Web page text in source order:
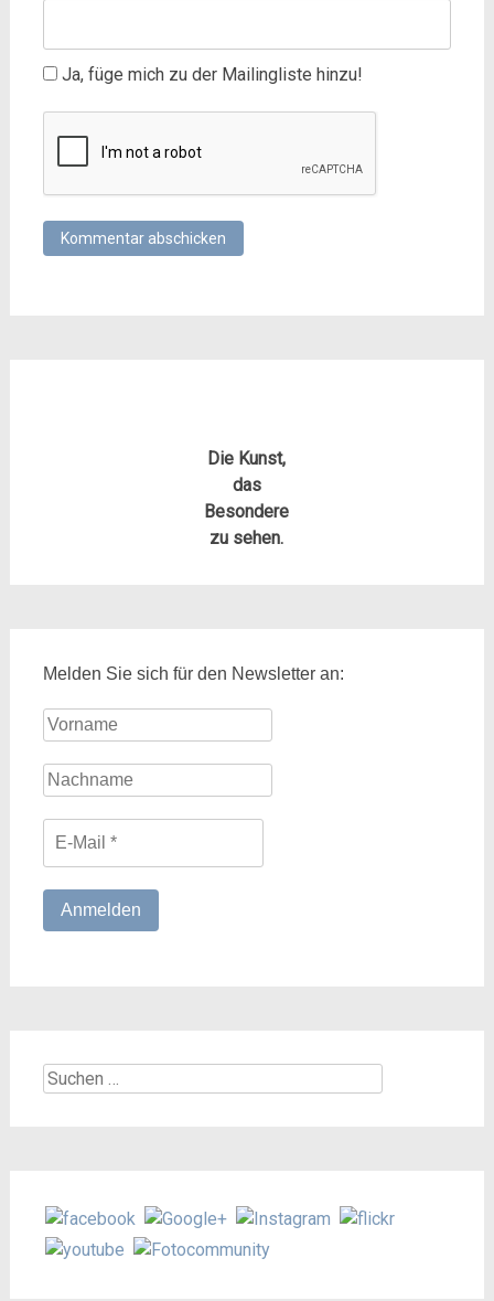
Ja, füge mich zu der Mailingliste hinzu!
Die Kunst,
das
Besondere
zu sehen.
Melden Sie sich für den Newsletter an:
Suchen